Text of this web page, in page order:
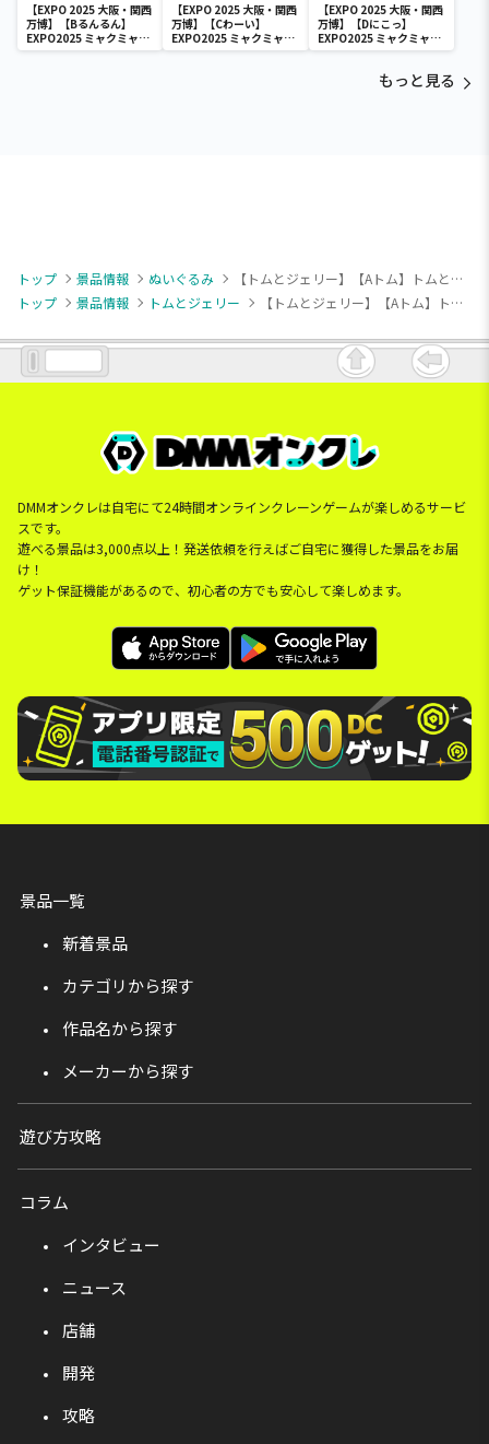
【EXPO 2025 大阪・関西
万博】【Bるんるん】
EXPO2025 ミャクミャク
カラフルゴム紐付きぬい
【EXPO 2025 大阪・関西
万博】【Cわーい】
EXPO2025 ミャクミャク
カラフルゴム紐付きぬい
【EXPO 2025 大阪・関西
万博】【Dにこっ】
EXPO2025 ミャクミャク
カラフルゴム紐付きぬい
もっと見る
トップ 景品情報 ぬいぐるみ
【トムとジェリー】【Aトム】トムとジェリー Lぬいぐるみ ファニーアートVer.
トップ
景品情報 トムとジェリー 【トムとジェリー】【Aトム】トムとジェリー Lぬいぐるみ ファニーアートVer.
DMMオンクレは自宅にて24時間オンラインクレーンゲームが楽しめるサービ
スです。
遊べる景品は3,000点以上！発送依頼を行えばご自宅に獲得した景品をお届
け！
ゲット保証機能があるので、初心者の方でも安心して楽しめます。
景品一覧
新着景品
カテゴリから探す
作品名から探す
メーカーから探す
遊び方攻略
コラム
インタビュー
ニュース
店舗
開発
攻略